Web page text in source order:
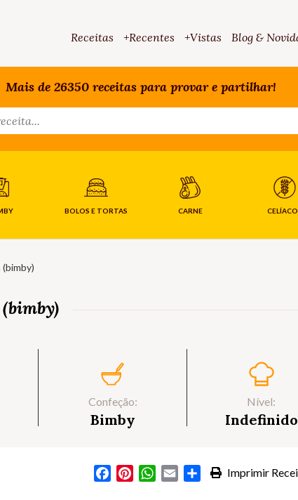
Receitas +Recentes +Vistas Blog &
Mais de 26350 receitas para provar e partilhar!
BOLOS E TORTAS CARNE
Confeção:
Bimby
Nível:
Indefinido
Imprimir
FacebookPinterestWhatsApp
Email Partilhar